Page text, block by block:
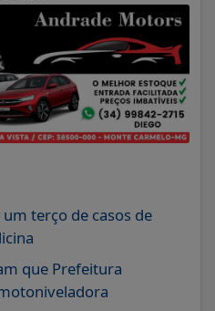
terço de casos de
que Prefeitura